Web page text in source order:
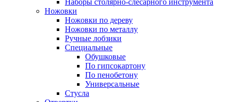
Наборы столярно-слесарного инструмента
Ножовки
Ножовки по дереву
Ножовки по металлу
Ручные лобзики
Специальные
Обушковые
По гипсокартону
По пенобетону
Универсальные
Стусла